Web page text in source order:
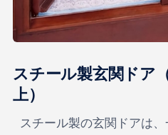
スチール製玄関ドア
上）
スチール製の玄関ドアは